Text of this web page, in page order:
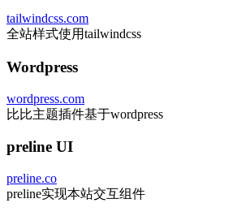
tailwindcss.com
全站样式使用tailwindcss
Wordpress
wordpress.com
比比主题插件基于wordpress
preline UI
preline.co
preline实现本站交互组件